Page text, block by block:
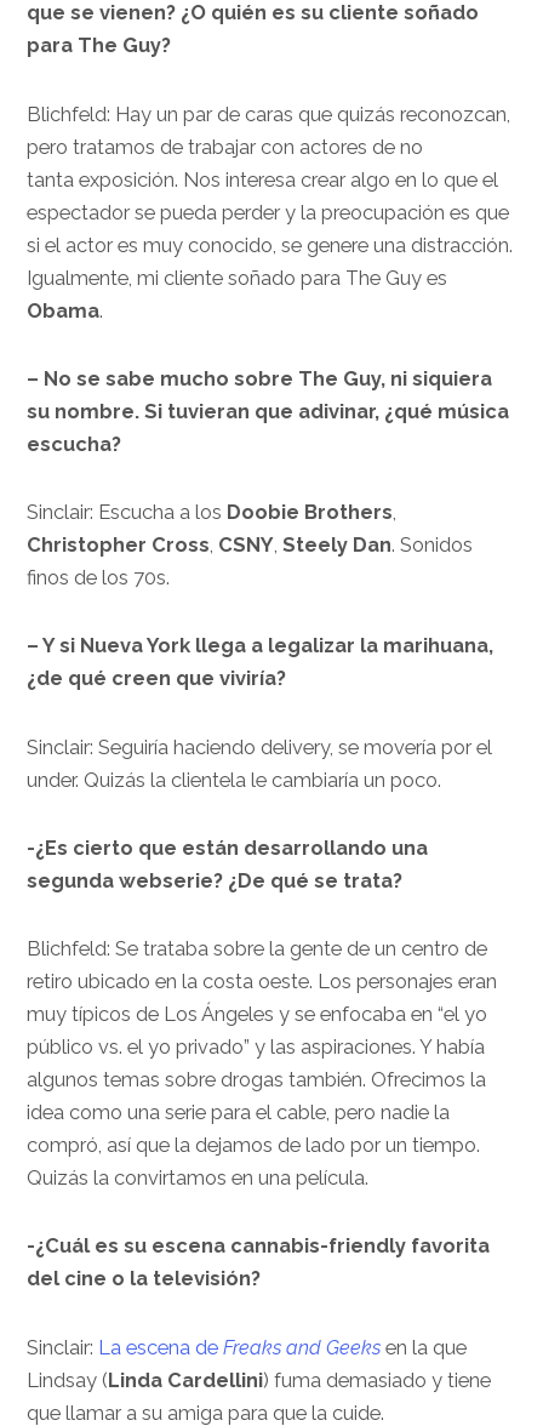
que se vienen? ¿O quién es su cliente soñado
para The Guy?
Blichfeld: Hay un par de caras que quizás reconozcan,
pero tratamos de trabajar con actores de no
tanta exposición. Nos interesa crear algo en lo que el
espectador se pueda perder y la preocupación es que
si el actor es muy conocido, se genere una distracción.
Igualmente, mi cliente soñado para The Guy es
Obama.
– No se sabe mucho sobre The Guy, ni siquiera
su nombre. Si tuvieran que adivinar, ¿qué música
escucha?
Sinclair: Escucha a los Doobie Brothers,
Christopher Cross, CSNY,Steely Dan. Sonidos
finos de los 70s.
– Y si Nueva York llega a legalizar la marihuana,
¿de qué creen que viviría?
Sinclair: Seguiría haciendo delivery, se movería por el
under. Quizás la clientela le cambiaría un poco.
-¿Es cierto que están desarrollando una
segunda webserie? ¿De qué se trata?
Blichfeld: Se trataba sobre la gente de un centro de
retiro ubicado en la costa oeste. Los personajes eran
muy típicos de Los Ángeles y se enfocaba en “el yo
público vs. el yo privado” y las aspiraciones. Y había
algunos temas sobre drogas también. Ofrecimos la
idea como una serie para el cable, pero nadie la
compró, así que la dejamos de lado por un tiempo.
Quizás la convirtamos en una película.
-¿Cuál es su escena cannabis-friendly favorita
del cine o la televisión?
Sinclair: La escena deFreaks and Geeks en la que
Lindsay (Linda Cardellini) fuma demasiado y tiene
que llamar a su amiga para que la cuide.